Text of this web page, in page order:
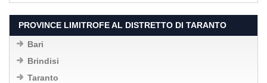
PROVINCE LIMITROFE AL DISTRETTO DI TARANTO
Bari
Brindisi
Taranto